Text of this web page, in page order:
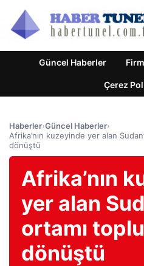
Güncel Haberler
Çerez
Haberler›Güncel Haberler›
Afrika’nın kuzeyinde yer alan
dönüştü
Afrika’nın
yer alan
ortamı
dönüştü